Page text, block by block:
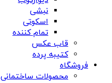
نبشی
اسکوتی
تمام کننده
قاب عکس
کتیبه پرده
فروشگاه
محصولات ساختمانی